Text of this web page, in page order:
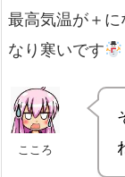
最高気温が＋
なり寒いです
こころ